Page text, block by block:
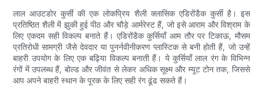
लाल आउटडोर कुर्सी की एक लोकप्रिय शैली क्लासिक एडिरोंडैक कुर्सी है। इस
प्रतिष्ठित शैली में झुकी हुई पीठ और चौड़े आर्मरेस्ट हैं, जो इसे आराम और विश्राम के
लिए एकदम सही विकल्प बनाते हैं। एडिरोंडैक कुर्सियाँ आम तौर पर टिकाऊ, मौसम
प्रतिरोधी सामग्री जैसे देवदार या पुनर्नवीनीकरण प्लास्टिक से बनी होती हैं, जो उन्हें
बाहरी उपयोग के लिए एक बढ़िया विकल्प बनाती हैं। ये कुर्सियाँ लाल रंग के विभिन्न
रंगों में उपलब्ध हैं, बोल्ड और जीवंत से लेकर अधिक सूक्ष्म और म्यूट टोन तक, जिससे
आप अपने बाहरी स्थान के पूरक के लिए सही रंग ढूंढ सकते हैं।